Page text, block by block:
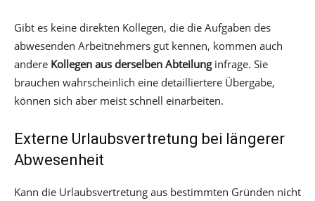
Gibt es keine direkten Kollegen, die die Aufgaben des
abwesenden Arbeitnehmers gut kennen, kommen auch
andere Kollegen aus derselben Abteilunginfrage. Sie
brauchen wahrscheinlich eine detailliertere Übergabe,
können sich aber meist schnell einarbeiten.
Externe Urlaubsvertretung bei längerer
Abwesenheit
Kann die Urlaubsvertretung aus bestimmten Gründen nicht